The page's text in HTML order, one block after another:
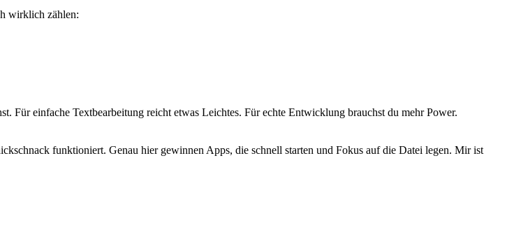
wirklich zählen:
Für einfache Textbearbeitung reicht etwas Leichtes. Für echte Entwicklung brauchst du mehr Power.
funktioniert. Genau hier gewinnen Apps, die schnell starten und Fokus auf die Datei legen. Mir ist